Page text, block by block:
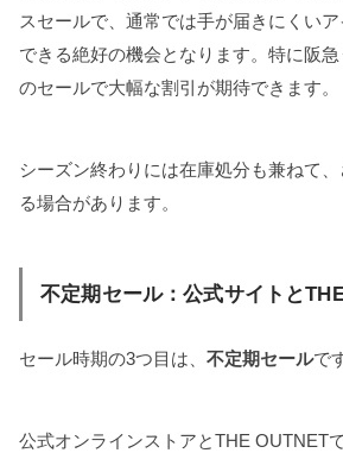
スセールで、通常では手が届きにくい
できる絶好の機会となります。特に阪
のセールで大幅な割引が期待できます。
シーズン終わりには在庫処分も兼ねて
る場合があります。
不定期セール：公式サイトと
セール時期の3つ目は、 不定期セールで
公式オンラインストアとTHE OUTNET